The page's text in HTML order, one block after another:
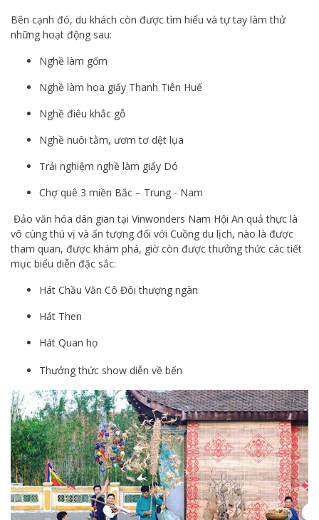
Bên cạnh đó, du khách còn được tìm hiểu và tự tay làm thử
những hoạt động sau:
Nghề làm gốm
Nghề làm hoa giấy Thanh Tiên Huế
Nghề điêu khắc gỗ
Nghề nuôi tằm, ươm tơ dệt lụa
Trải nghiệm nghề làm giấy Dó
Chợ quê 3 miền Bắc – Trung - Nam
Đảo văn hóa dân gian tại Vinwonders Nam Hội An quả thực là
vô cùng thú vị và ấn tượng đối với Cuồng du lịch, nào là được
tham quan, được khám phá, giờ còn được thưởng thức các tiết
mục biểu diễn đặc sắc:
Hát Chầu Văn Cô Đôi thượng ngàn
Hát Then
Hát Quan họ
Thưởng thức show diễn về bến